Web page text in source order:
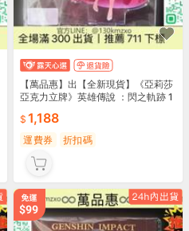
【萬品惠】出【全新現貨】《亞莉莎
亞克力立牌》英雄傳說 ：閃之軌跡 1
1,188
運費券 折扣碼